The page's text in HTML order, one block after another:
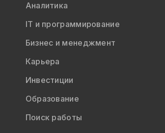
Аналитика
IT и программирование
Бизнес и менеджмент
Карьера
Инвестиции
Образование
Поиск работы